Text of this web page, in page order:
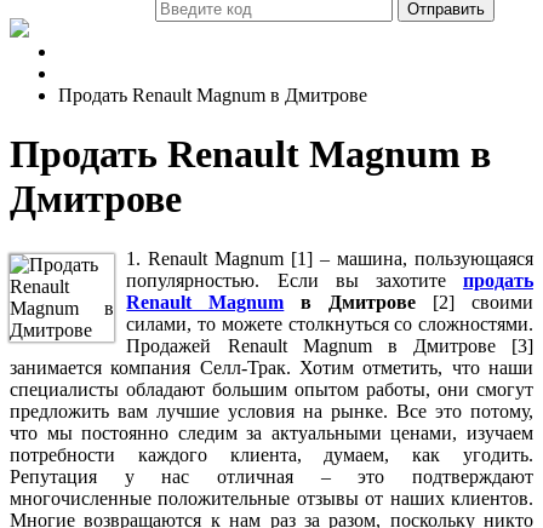
Продать Renault Magnum в Дмитрове
Продать Renault Magnum в
Дмитрове
1. Renault Magnum [1] – машина, пользующаяся
популярностью. Если вы захотите продать
Renault Magnum в Дмитрове [2] своими
силами, то можете столкнуться со сложностями.
Продажей Renault Magnum в Дмитрове [3]
занимается компания Селл-Трак. Хотим отметить, что наши
специалисты обладают большим опытом работы, они смогут
предложить вам лучшие условия на рынке. Все это потому,
что мы постоянно следим за актуальными ценами, изучаем
потребности каждого клиента, думаем, как угодить.
Репутация у нас отличная – это подтверждают
многочисленные положительные отзывы от наших клиентов.
Многие возвращаются к нам раз за разом, поскольку никто